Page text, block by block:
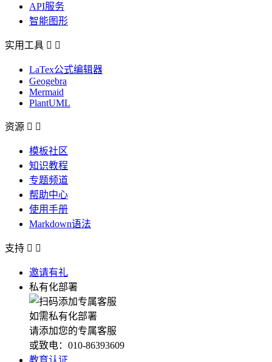
API服务
智能图形
实用工具  
LaTex公式编辑器
Geogebra
Mermaid
PlantUML
资源  
模板社区
知识教程
专题频道
帮助中心
使用手册
Markdown语法
支持  
邀请有礼
私有化部署
如需私有化部署
请添加您的专属客服
或致电：010-86393609
教育认证